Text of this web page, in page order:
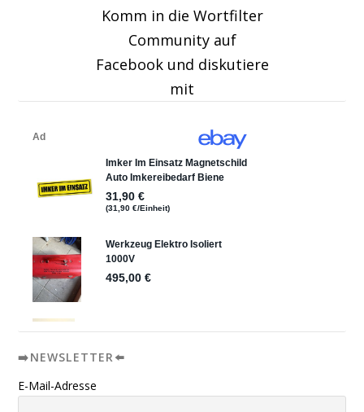
Komm in die Wortfilter
Community auf
Facebook und diskutiere
mit
➡️NEWSLETTER⬅️
E-Mail-Adresse